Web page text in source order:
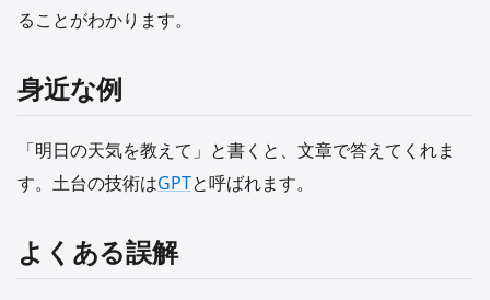
ることがわかります。
身近な例
「明日の天気を教えて」と書くと、文章で答えてくれま
す。土台の技術はGPTと呼ばれます。
よくある誤解